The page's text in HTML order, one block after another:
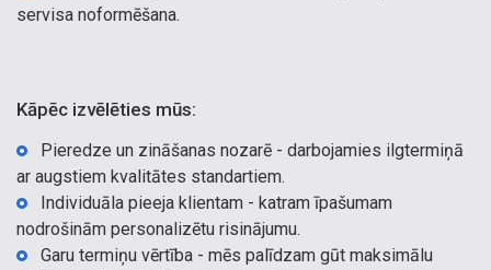
servisa noformēšana.
Kāpēc izvēlēties mūs:
Pieredze un zināšanas nozarē - darbojamies ilgtermiņā
ar augstiem kvalitātes standartiem.
Individuāla pieeja klientam - katram īpašumam
nodrošinām personalizētu risinājumu.
Garu termiņu vērtība - mēs palīdzam gūt maksimālu